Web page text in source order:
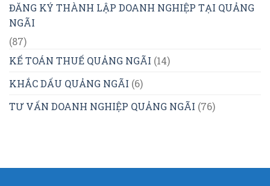
ĐĂNG KÝ THÀNH LẬP DOANH NGHIỆP TẠI QUẢNG
NGÃI
(87)
KẾ TOÁN THUẾ QUẢNG NGÃI (14)
KHẮC DẤU QUẢNG NGÃI (6)
TƯ VẤN DOANH NGHIỆP QUẢNG NGÃI (76)